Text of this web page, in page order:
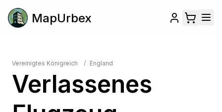
MapUrbex
Vereinigtes Königreich / England
Verlassenes